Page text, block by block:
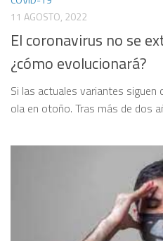
11 AGOSTO, 2022
El coronavirus no se
¿cómo evolucionará?
Si las actuales variantes siguen
ola en otoño. Tras más de dos